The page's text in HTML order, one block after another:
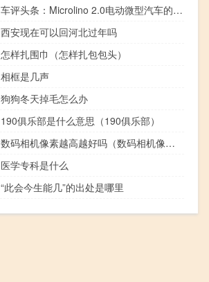
车评头条：Microlino 2.0电动微型汽车的第一个原型已构建并经过测试
西安现在可以回河北过年吗
怎样扎围巾（怎样扎包包头）
相框是几声
狗狗冬天掉毛怎么办
190俱乐部是什么意思（190俱乐部）
数码相机像素越高越好吗（数码相机像素）
医学专科是什么
“此会今生能几”的出处是哪里